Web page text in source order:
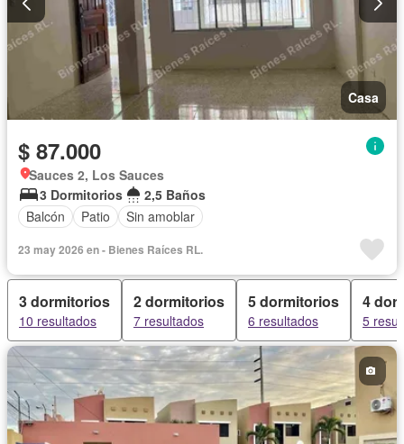
Casa
$ 87.000
Sauces 2, Los Sauces
3 Dormitorios
2,5 Baños
Balcón
Patio Sin amoblar
23 may 2026 en - Bienes Raíces RL.
3 dormitorios
10 resultados
2 dormitorios
7 resultados
5 dormitorios
6 resultados
4
5